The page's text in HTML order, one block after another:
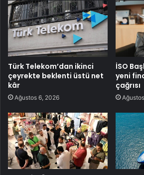
Türk Telekom’dan ikinci
çeyrekte beklenti üstü net
kâr
Ağustos 6, 2026
İSO
yeni
çağrısı